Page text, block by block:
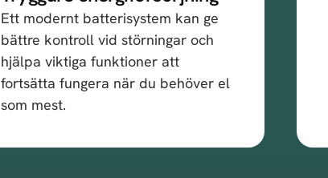
Ett modernt batterisystem kan ge
bättre kontroll vid störningar och
hjälpa viktiga funktioner att
fortsätta fungera när du behöver el
som mest.